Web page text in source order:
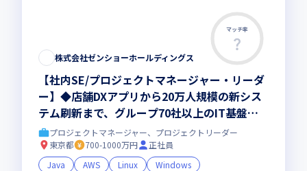
マッチ率
株式会社ゼンショーホールディングス
【社内SE/プロジェクトマネージャー・リーダ
ー】◆店舗DXアプリから20万人規模の新シス
テム刷新まで、グループ70社以上のIT基盤を
牽引するリーダー
プロジェクトマネージャー、プロジェクトリーダー
東京都
700-1000万円
正社員
Java
AWS Linux
Windows